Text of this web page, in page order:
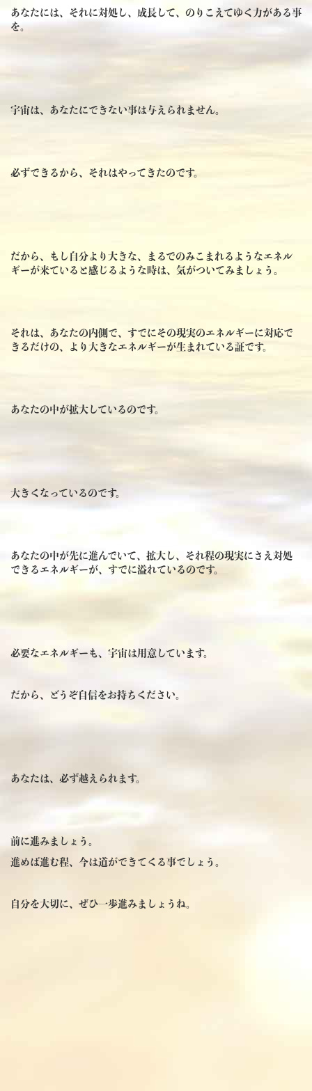
あなたには、それに対処し、成長して、のりこえてゆく力がある事
を。
宇宙は、あなたにできない事は与えられません。
必ずできるから、それはやってきたのです。
だから、もし自分より大きな、まるでのみこまれるようなエネル
ギーが来ていると感じるような時は、気がついてみましょう。
それは、あなたの内側で、すでにその現実のエネルギーに対応で
きるだけの、より大きなエネルギーが生まれている証です。
あなたの中が拡大しているのです。
大きくなっているのです。
あなたの中が先に進んでいて、拡大し、それ程の現実にさえ対処
できるエネルギーが、すでに溢れているのです。
必要なエネルギーも、宇宙は用意しています。
だから、どうぞ自信をお持ちください。
あなたは、必ず越えられます。
前に進みましょう。
進めば進む程、今は道ができてくる事でしょう。
自分を大切に、ぜひ一歩進みましょうね。